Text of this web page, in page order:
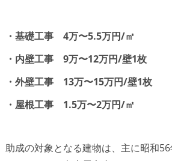
・基礎工事 4万〜5.5万円/㎡
・内壁工事 9万〜12万円/壁1枚
・外壁工事 13万〜15万円/壁1枚
・屋根工事 1.5万〜2万円/㎡
助成の対象となる建物は、主に昭和